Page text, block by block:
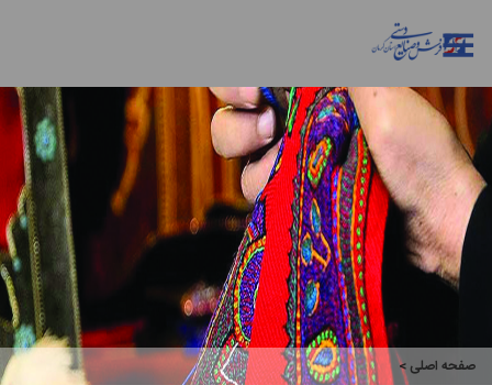
صفحه اصلی>